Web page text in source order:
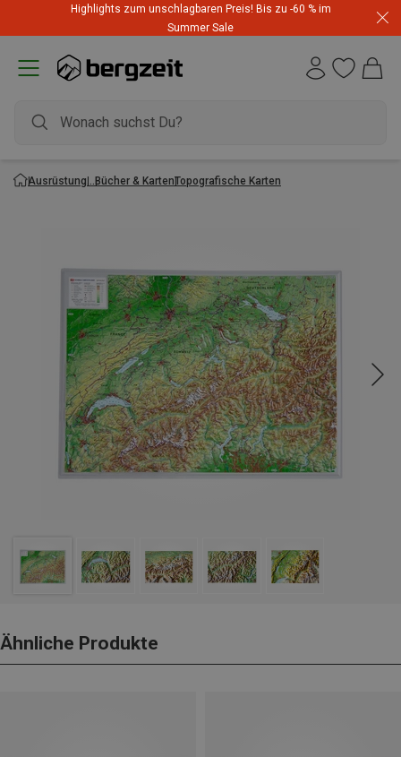
Highlights zum unschlagbaren Preis! Bis zu -60 % im
Summer Sale
Ausrüstung Bücher & KartenTopografische Karten
Ähnliche Produkte